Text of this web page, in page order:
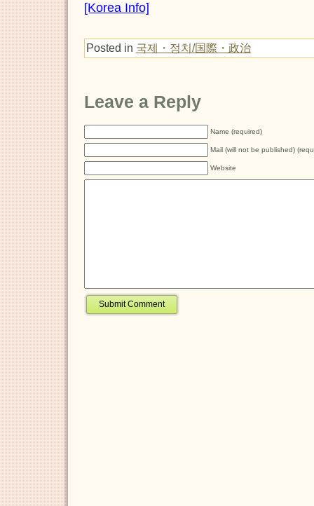
[Korea Info]
Posted in 국제・정치/国際・政治
Leave a Reply
Name (required)
Mail (will not be published)
Website